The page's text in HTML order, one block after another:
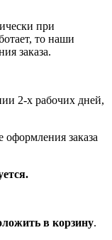
при
то наши
заказа.
2-х рабочих дней,
оформления заказа
в корзину.